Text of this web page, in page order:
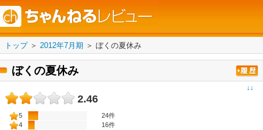
トップ＞ 2012年7月期 ＞ ぼくの夏休み
ぼくの夏休み
↓↓
2.46
5
24件
4
16件